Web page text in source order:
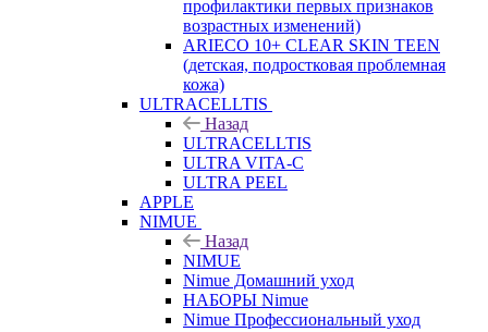
профилактики первых признаков
возрастных изменений)
ARIECO 10+ CLEAR SKIN TEEN
(детская, подростковая проблемная
кожа)
ULTRACELLTIS
Назад
ULTRACELLTIS
ULTRA VITA-C
ULTRA PEEL
APPLE
NIMUE
Назад
NIMUE
Nimue Домашний уход
НАБОРЫ Nimue
Nimue Профессиональный уход